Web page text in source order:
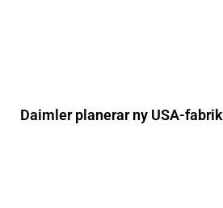
Daimler planerar ny USA-fabrik